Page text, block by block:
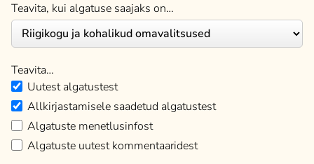
Teavita, kui algatuse saajaks on…
Teavita…
Uutest algatustest
Allkirjastamisele saadetud algatustest
Algatuste menetlusinfost
Algatuste uutest kommentaaridest